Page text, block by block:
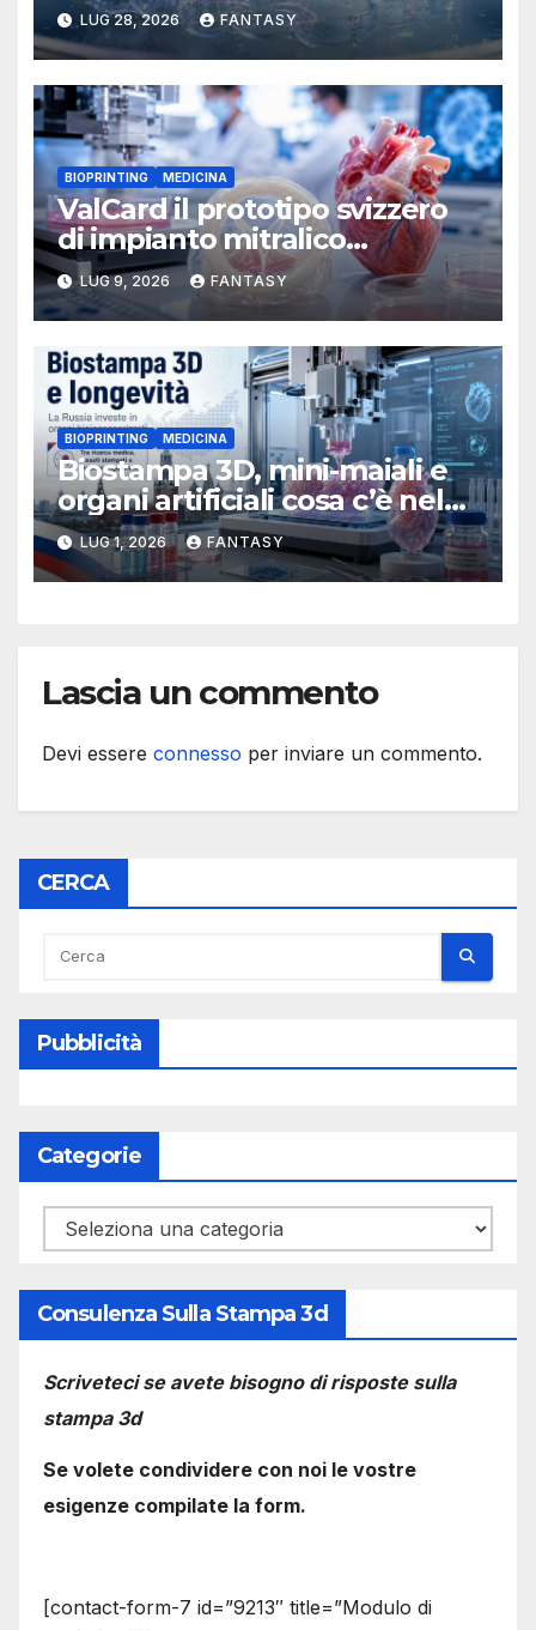
membrane dei tessuti
LUG 28, 2026 FANTASY
BIOPRINTING MEDICINA
ValCard il prototipo svizzero
di impianto mitralico
stampato in 3D per la
chirurgia pediatrica
LUG 9, 2026 FANTASY
BIOPRINTING MEDICINA
Biostampa 3D, mini-maiali e
organi artificiali cosa c’è nel
programma russo sulla
longevità
LUG 1, 2026 FANTASY
Lascia un commento
Devi essere connesso per inviare un commento.
CERCA
Pubblicità
Categorie
Categorie
Consulenza Sulla Stampa 3d
Scriveteci se avete bisogno di risposte sulla
stampa 3d
Se volete condividere con noi le vostre
esigenze compilate la form.
[contact-form-7 id=”9213″ title=”Modulo di